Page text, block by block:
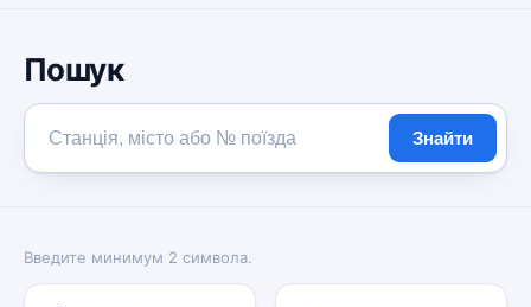
Пошук
Знайти
Введите минимум 2 символа.